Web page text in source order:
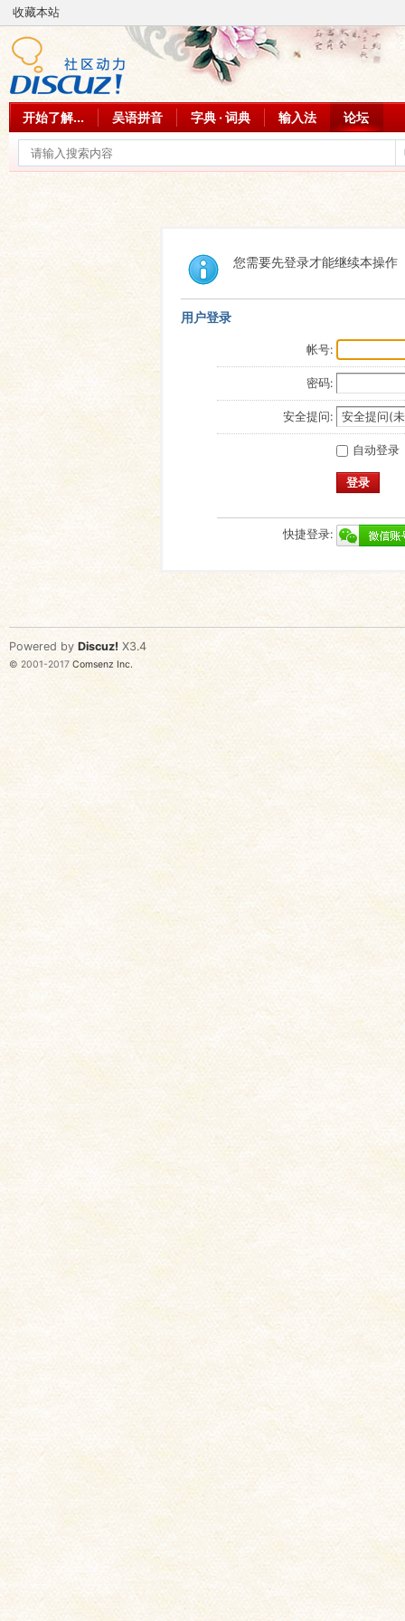
收藏本站
开始了解... 吴语拼音 字典 · 词典 输入法 论坛
您需要先登录才能继续本操作
用户登录
帐号:
密码:
安全提问:
自动登录
登录
快捷登录:
Powered by Discuz! X3.4
© 2001-2017 Comsenz Inc.